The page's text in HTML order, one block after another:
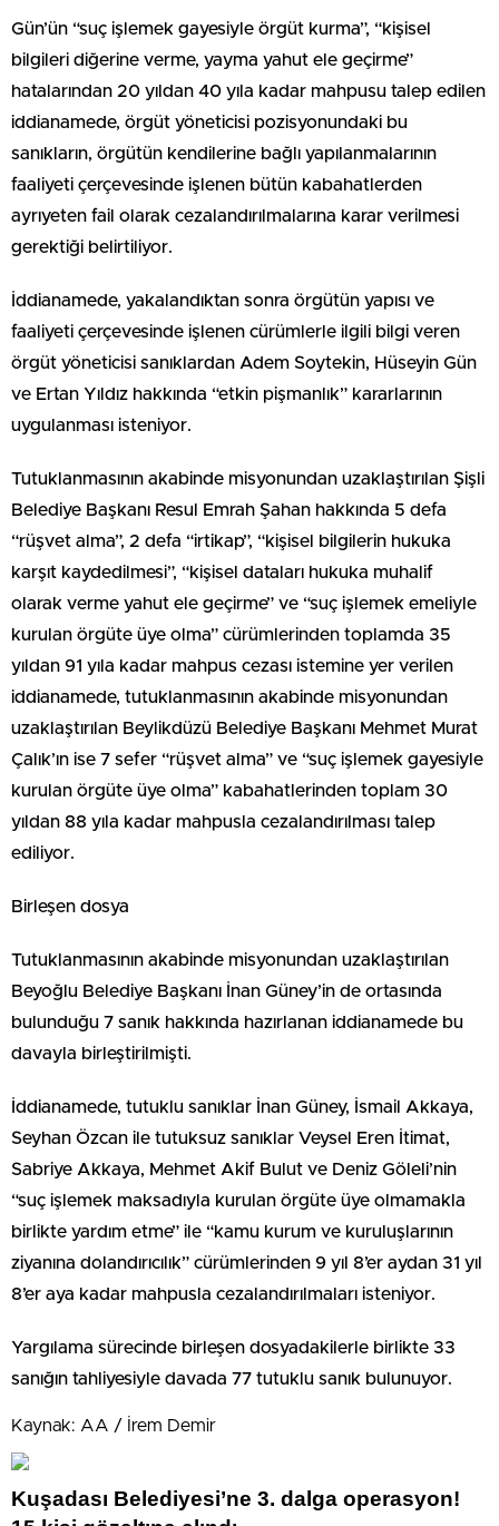
Gün’ün “suç işlemek gayesiyle örgüt kurma”, “kişisel
bilgileri diğerine verme, yayma yahut ele geçirme”
hatalarından 20 yıldan 40 yıla kadar mahpusu talep edilen
iddianamede, örgüt yöneticisi pozisyonundaki bu
sanıkların, örgütün kendilerine bağlı yapılanmalarının
faaliyeti çerçevesinde işlenen bütün kabahatlerden
ayrıyeten fail olarak cezalandırılmalarına karar verilmesi
gerektiği belirtiliyor.
İddianamede, yakalandıktan sonra örgütün yapısı ve
faaliyeti çerçevesinde işlenen cürümlerle ilgili bilgi veren
örgüt yöneticisi sanıklardan Adem Soytekin, Hüseyin Gün
ve Ertan Yıldız hakkında “etkin pişmanlık” kararlarının
uygulanması isteniyor.
Tutuklanmasının akabinde misyonundan uzaklaştırılan Şişli
Belediye Başkanı Resul Emrah Şahan hakkında 5 defa
“rüşvet alma”, 2 defa “irtikap”, “kişisel bilgilerin hukuka
karşıt kaydedilmesi”, “kişisel dataları hukuka muhalif
olarak verme yahut ele geçirme” ve “suç işlemek emeliyle
kurulan örgüte üye olma” cürümlerinden toplamda 35
yıldan 91 yıla kadar mahpus cezası istemine yer verilen
iddianamede, tutuklanmasının akabinde misyonundan
uzaklaştırılan Beylikdüzü Belediye Başkanı Mehmet Murat
Çalık’ın ise 7 sefer “rüşvet alma” ve “suç işlemek gayesiyle
kurulan örgüte üye olma” kabahatlerinden toplam 30
yıldan 88 yıla kadar mahpusla cezalandırılması talep
ediliyor.
Birleşen dosya
Tutuklanmasının akabinde misyonundan uzaklaştırılan
Beyoğlu Belediye Başkanı İnan Güney’in de ortasında
bulunduğu 7 sanık hakkında hazırlanan iddianamede bu
davayla birleştirilmişti.
İddianamede, tutuklu sanıklar İnan Güney, İsmail Akkaya,
Seyhan Özcan ile tutuksuz sanıklar Veysel Eren İtimat,
Sabriye Akkaya, Mehmet Akif Bulut ve Deniz Göleli’nin
“suç işlemek maksadıyla kurulan örgüte üye olmamakla
birlikte yardım etme” ile “kamu kurum ve kuruluşlarının
ziyanına dolandırıcılık” cürümlerinden 9 yıl 8’er aydan 31 yıl
8’er aya kadar mahpusla cezalandırılmaları isteniyor.
Yargılama sürecinde birleşen dosyadakilerle birlikte 33
sanığın tahliyesiyle davada 77 tutuklu sanık bulunuyor.
Kaynak: AA / İrem Demir
Kuşadası Belediyesi’ne 3. dalga operasyon!